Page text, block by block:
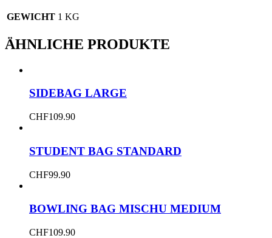
GEWICHT 1 KG
ÄHNLICHE PRODUKTE
SIDEBAG LARGE
CHF109.90
STUDENT BAG STANDARD
CHF99.90
BOWLING BAG MISCHU MEDIUM
CHF109.90